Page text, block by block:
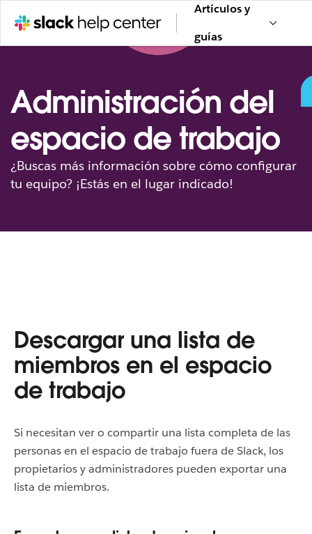
Artículos y
guías
Administración del
espacio de trabajo
¿Buscas más información sobre cómo configurar
tu equipo? ¡Estás en el lugar indicado!
Descargar una lista de
miembros en el espacio
de trabajo
Si necesitan ver o compartir una lista completa de las
personas en el espacio de trabajo fuera de Slack, los
propietarios y administradores pueden exportar una
lista de miembros.